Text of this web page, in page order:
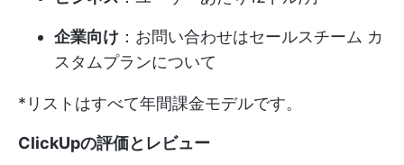
企業向け ：お問い合わせはセールスチーム カ
スタムプランについて
*リストはすべて年間課金モデルです。
ClickUpの評価とレビュー